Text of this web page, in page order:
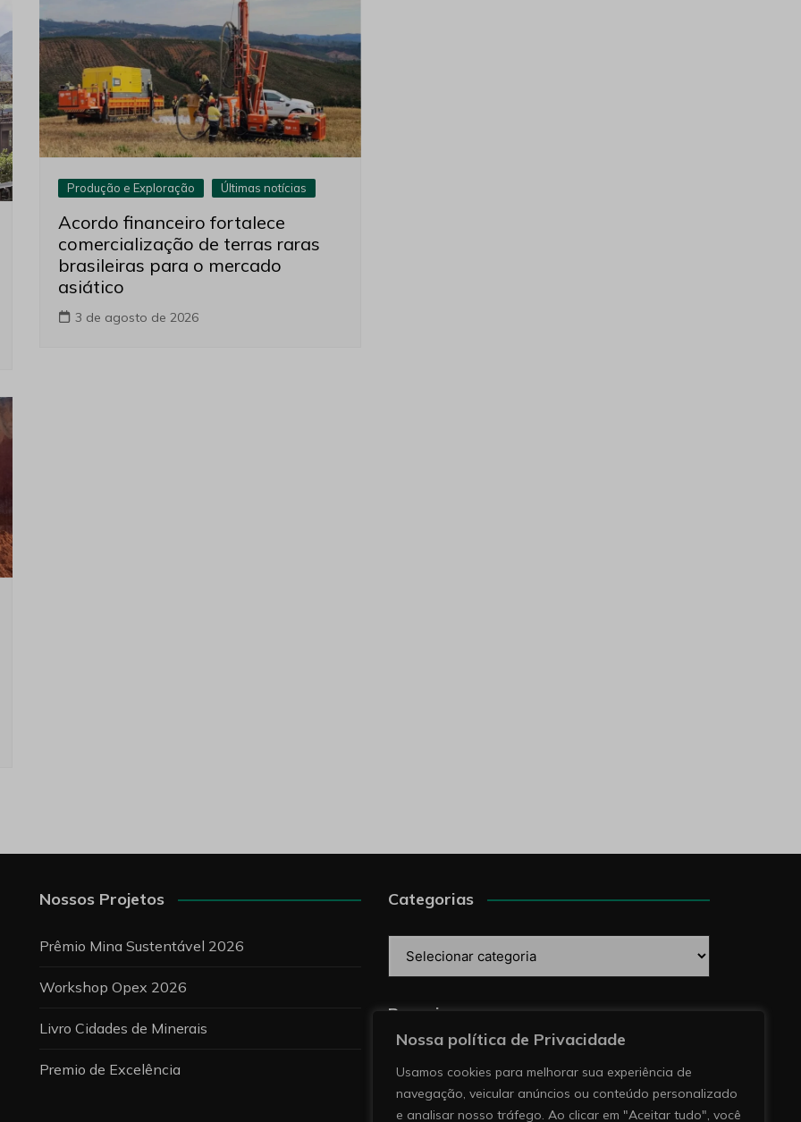
Nossa política de Privacidade
Usamos cookies para melhorar sua experiência de
navegação, veicular anúncios ou conteúdo personalizado
e analisar nosso tráfego. Ao clicar em "Aceitar tudo", você
Produção e Exploração Últimas notícias
Acordo financeiro fortalece
comercialização de terras raras
brasileiras para o mercado
asiático
3 de agosto de 2026
Nossos Projetos
Prêmio Mina Sustentável 2026
Workshop Opex 2026
Livro Cidades de Minerais
Premio de Excelência
Categorias
Pesquise